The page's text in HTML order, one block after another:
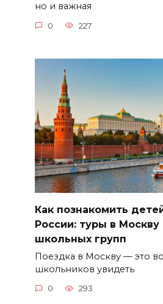
но и важная
0 227
Как познакомить
России: туры в Москву
школьных групп
Поездка в Москву — это
школьников увидеть
0 293